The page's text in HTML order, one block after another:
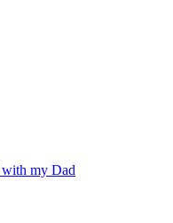
my Dad